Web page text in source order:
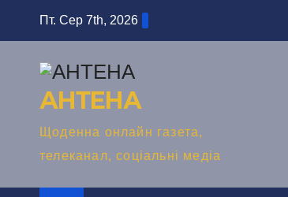
Пт. Сер 7th, 2026
АНТЕНА
Щоденна онлайн газета,
телеканал, соціальні медіа